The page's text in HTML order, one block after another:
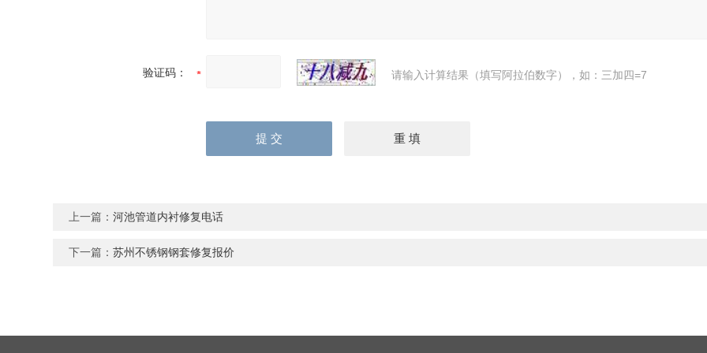
验证码： 请输入计算结果（填写阿拉伯数字），如：三加四=7
上一篇：河池管道内衬修复电话
下一篇：苏州不锈钢钢套修复报价